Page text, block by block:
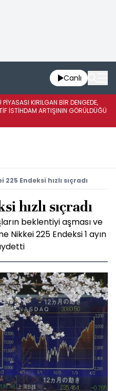
Canlı
KIRILGAN BİR DENGEDE,
İSTİHDAM ARTIŞININ GÖRÜLDÜĞÜ
225 Endeksi hızlı sıçradı
hızlı sıçradı
beklentiyi aşması ve
Nikkei 225 Endeksi 1 ayın